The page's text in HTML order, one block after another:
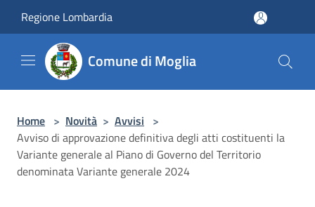
Regione Lombardia
Comune di Moglia
Home > Novità > Avvisi >
Avviso di approvazione definitiva degli atti costituenti la
Variante generale al Piano di Governo del Territorio
denominata Variante generale 2024